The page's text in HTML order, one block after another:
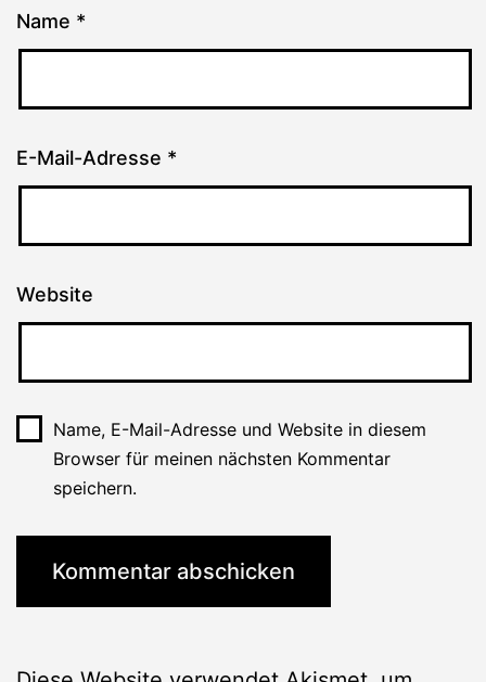
Name *
E-Mail-Adresse *
Website
Name, E-Mail-Adresse und Website in diesem
Browser für meinen nächsten Kommentar
speichern.